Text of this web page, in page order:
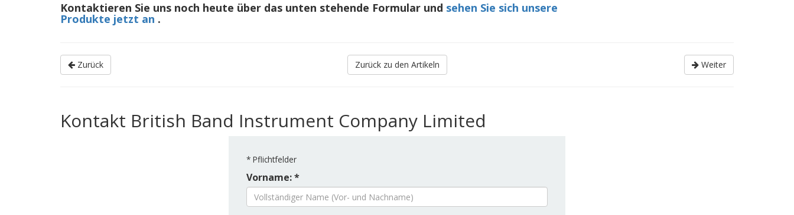
Kontaktieren Sie uns noch heute über das unten stehende Formular und sehen Sie sich unsere
Produkte jetzt an .
Zurück Zurück zu den Artikeln Weiter
Kontakt British Band Instrument Company Limited
* Pflichtfelder
Vorname: *